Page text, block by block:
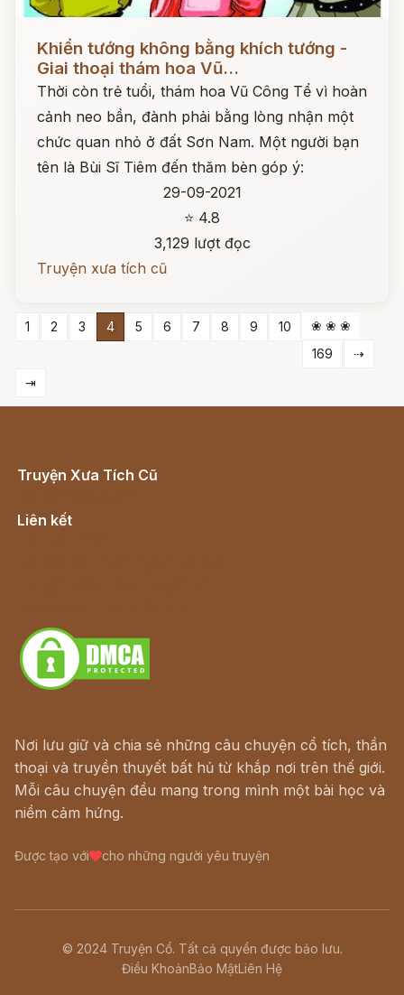
Đọc ngay
Khiển tướng không bằng khích tướng -
Giai thoại thám hoa Vũ...
Thời còn trẻ tuổi, thám hoa Vũ Công Tể vì hoàn
cảnh neo bần, đành phải bằng lòng nhận một
chức quan nhỏ ở đất Sơn Nam. Một người bạn
tên là Bùi Sĩ Tiêm đến thăm bèn góp ý:
29-09-2021
⭐ 4.8
3,129 lượt đọc
Truyện xưa tích cũ
1 2 3 4 5 6 7 8 9 10
❀ ❀ ❀
169
⇢
⇥
Truyện Xưa Tích Cũ
Liên kết
Nơi lưu giữ và chia sẻ những câu chuyện cổ tích, thần
thoại và truyền thuyết bất hủ từ khắp nơi trên thế giới.
Mỗi câu chuyện đều mang trong mình một bài học và
niềm cảm hứng.
Được tạo với cho những người yêu truyện
© 2024 Truyện Cổ. Tất cả quyền được bảo lưu.
Điều KhoảnBảo MậtLiên Hệ